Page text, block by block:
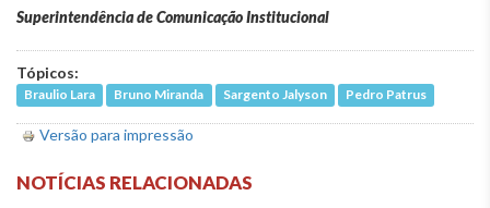
Superintendência de Comunicação Institucional
Tópicos:
Braulio Lara Bruno Miranda Sargento Jalyson Pedro Patrus
Versão para impressão
NOTÍCIAS RELACIONADAS